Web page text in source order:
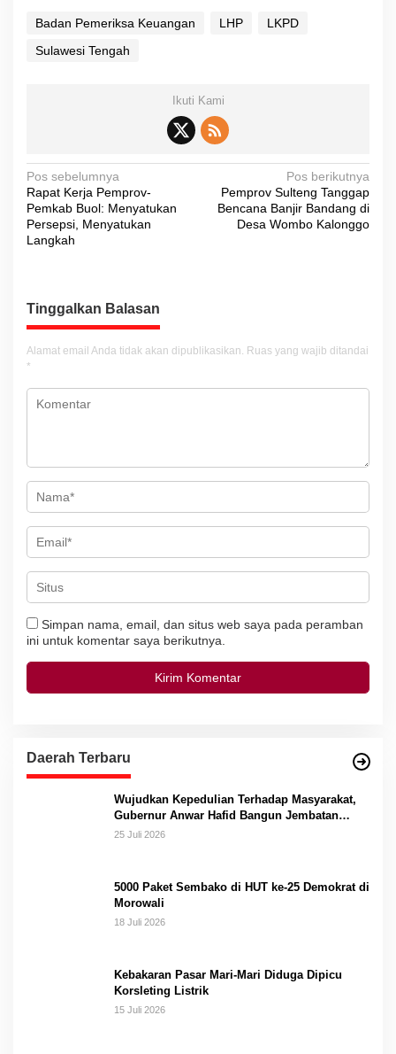
Badan Pemeriksa Keuangan LHP
LKPD
Sulawesi Tengah
Ikuti Kami
N
a
v
a
s
i
o
Pos sebelumnya
Rapat Kerja Pemprov-
Pemkab Buol: Menyatukan
Persepsi, Menyatukan
Langkah
Pos berikutnya
Pemprov Sulteng Tanggap
Bencana Banjir Bandang di
Desa Wombo Kalonggo
Tinggalkan Balasan
Alamat email Anda tidak akan dipublikasikan. Ruas yang wajib ditandai
*
Simpan nama, email, dan situs web saya pada peramban
ini untuk komentar saya berikutnya.
Daerah Terbaru
Wujudkan Kepedulian Terhadap Masyarakat,
Gubernur Anwar Hafid Bangun Jembatan
Gantung Masungkang dengan Dana Pribadi
25 Juli 2026
5000 Paket Sembako di HUT ke-25 Demokrat di
Morowali
18 Juli 2026
Kebakaran Pasar Mari-Mari Diduga Dipicu
Korsleting Listrik
15 Juli 2026